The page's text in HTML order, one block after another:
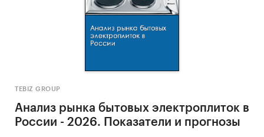
TEBIZ GROUP
Анализ рынка бытовых электроплиток в
России - 2026. Показатели и прогнозы